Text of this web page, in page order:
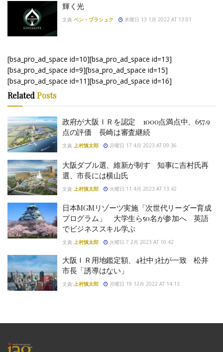
輝く光
文責 ベン・ブラシュク 木曜日 13 1月 2022 AT 13:01
[bsa_pro_ad_space id=10][bsa_pro_ad_space id=13]
[bsa_pro_ad_space id=9][bsa_pro_ad_space id=15]
[bsa_pro_ad_space id=11][bsa_pro_ad_space id=16]
Related Posts
政府が大阪ＩＲを認定 1000点満点中、657.9
点の評価 長崎は審査継続
文責 上村慎太郎 月曜日 17 4月 2023 AT 09:36
大阪ダブル選、維新が制す 知事に吉村氏再
選、市長には横山氏
文責 上村慎太郎 火曜日 11 4月 2023 AT 13:42
日本MGMリゾーツ実施「次世代リーダー育成
プログラム」 大学生ら50名が参加へ 英語
でビジネススキル学ぶ
文責 上村慎太郎 火曜日 7 2月 2023 AT 10:42
大阪ＩＲ用地鑑定額、4社中3社が一致 松井
市長「誘導はない」
文責 上村慎太郎 月曜日 19 12月 2022 AT 14:13